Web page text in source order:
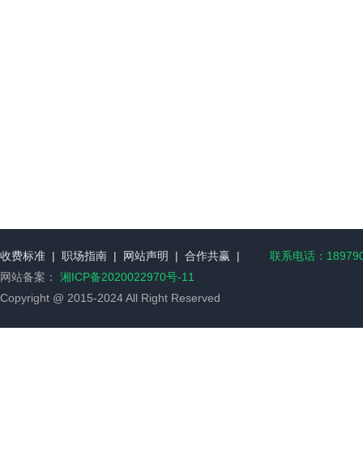
收费标准 | 职场指南 | 网站声明 | 合作共赢 |
联系电话：
网站备案： 湘ICP备2020022970号-11
Copyright @ 2015-2024 All Right Reserved